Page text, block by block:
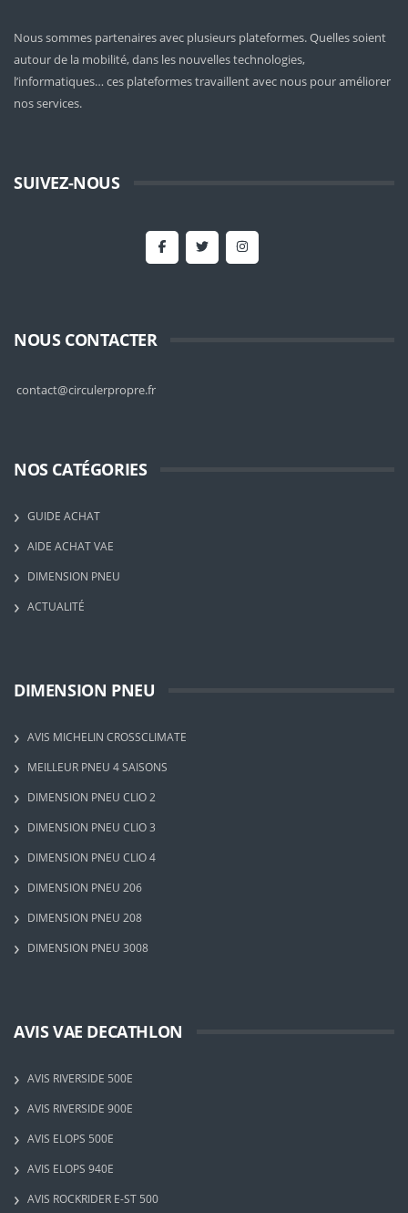
Nous sommes partenaires avec plusieurs plateformes. Quelles soient
autour de la mobilité, dans les nouvelles technologies,
l’informatiques… ces plateformes travaillent avec nous pour améliorer
nos services.
SUIVEZ-NOUS
NOUS CONTACTER
contact@circulerpropre.fr
NOS CATÉGORIES
GUIDE ACHAT
AIDE ACHAT VAE
DIMENSION PNEU
ACTUALITÉ
DIMENSION PNEU
AVIS MICHELIN CROSSCLIMATE
MEILLEUR PNEU 4 SAISONS
DIMENSION PNEU CLIO 2
DIMENSION PNEU CLIO 3
DIMENSION PNEU CLIO 4
DIMENSION PNEU 206
DIMENSION PNEU 208
DIMENSION PNEU 3008
AVIS VAE DECATHLON
AVIS RIVERSIDE 500E
AVIS RIVERSIDE 900E
AVIS ELOPS 500E
AVIS ELOPS 940E
AVIS ROCKRIDER E-ST 500